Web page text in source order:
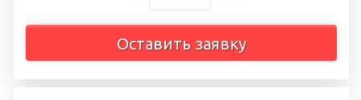
Оставить заявку